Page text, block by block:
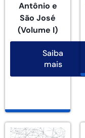
Antônio e
São José
(Volume I)
Saiba
mais